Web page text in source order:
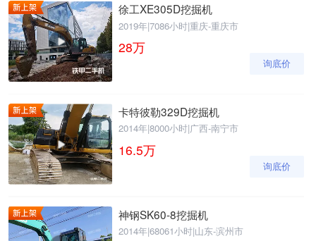
徐工XE305D挖掘机
2019年|7086小时|重庆-重庆市
28万
询底价
卡特彼勒329D挖掘机
2014年|8000小时|广西-南宁市
16.5万
询底价
神钢SK60-8挖掘机
2014年|68061小时|山东-滨州市
请输入手机号
获
取
验
证
码
提
交
即
表
示
您
意
《隐
私
政
策》